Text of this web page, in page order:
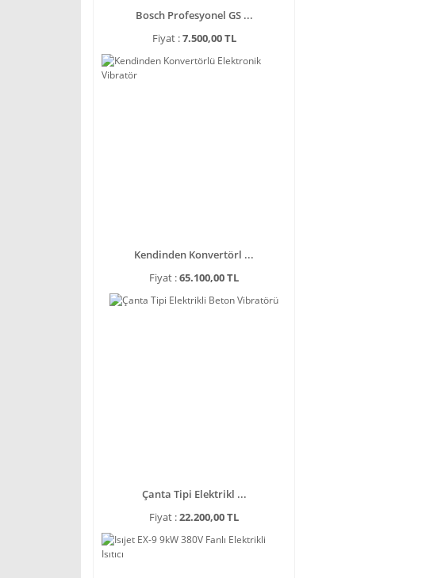
Bosch Profesyonel GS ...
Fiyat :7.500,00 TL
Kendinden Konvertörl ...
Fiyat :65.100,00 TL
Çanta Tipi Elektrikl ...
Fiyat :22.200,00 TL